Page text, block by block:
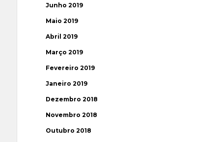
Junho 2019
Maio 2019
Abril 2019
Março 2019
Fevereiro 2019
Janeiro 2019
Dezembro 2018
Novembro 2018
Outubro 2018